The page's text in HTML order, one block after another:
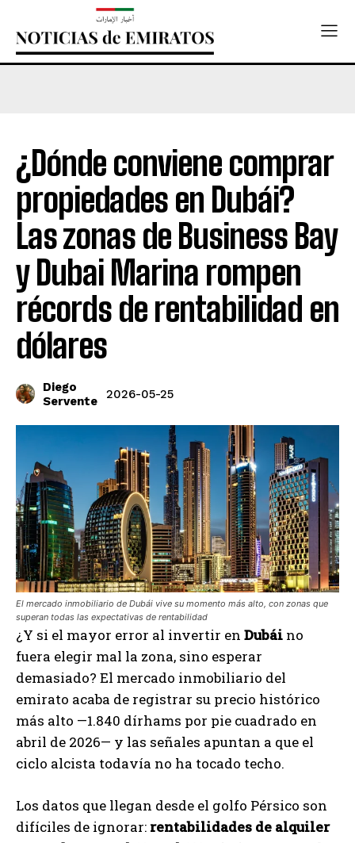
¿Dónde conviene comprar
propiedades en Dubái?
Las zonas de Business Bay
y Dubai Marina rompen
récords de rentabilidad en
dólares
Diego
Servente
2026-05-25
El mercado inmobiliario de Dubái vive su momento más alto, con zonas que
superan todas las expectativas de rentabilidad
¿Y si el mayor error al invertir en Dubái no
fuera elegir mal la zona, sino esperar
demasiado? El mercado inmobiliario del
emirato acaba de registrar su precio histórico
más alto —1.840 dírhams por pie cuadrado en
abril de 2026— y las señales apuntan a que el
ciclo alcista todavía no ha tocado techo.
Los datos que llegan desde el golfo Pérsico son
difíciles de ignorar: rentabilidades de alquiler